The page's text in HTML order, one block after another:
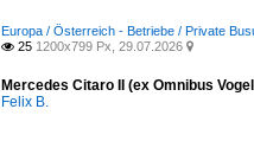
Europa / Österreich - Betriebe / Private
 25 1200x799 Px, 29.07.2026 
Mercedes Citaro II (ex Omnibus
Felix B.